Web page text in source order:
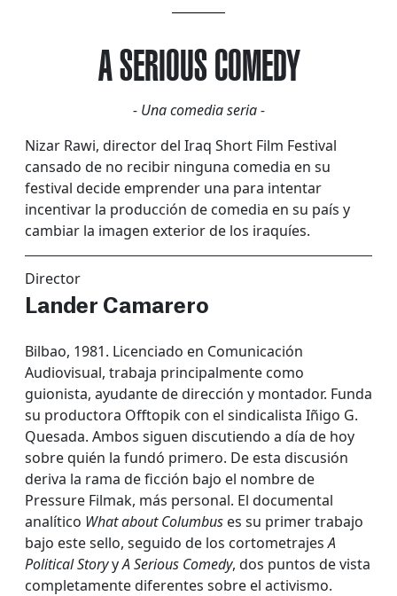
A SERIOUS COMEDY
- Una comedia seria -
Nizar Rawi, director del Iraq Short Film Festival
cansado de no recibir ninguna comedia en su
festival decide emprender una para intentar
incentivar la producción de comedia en su país y
cambiar la imagen exterior de los iraquíes.
Director
Lander Camarero
Bilbao, 1981. Licenciado en Comunicación
Audiovisual, trabaja principalmente como
guionista, ayudante de dirección y montador. Funda
su productora Offtopik con el sindicalista Iñigo G.
Quesada. Ambos siguen discutiendo a día de hoy
sobre quién la fundó primero. De esta discusión
deriva la rama de ficción bajo el nombre de
Pressure Filmak, más personal. El documental
analítico What about Columbus es su primer trabajo
bajo este sello, seguido de los cortometrajesA
Political StoryyA Serious Comedy, dos puntos de vista
completamente diferentes sobre el activismo.